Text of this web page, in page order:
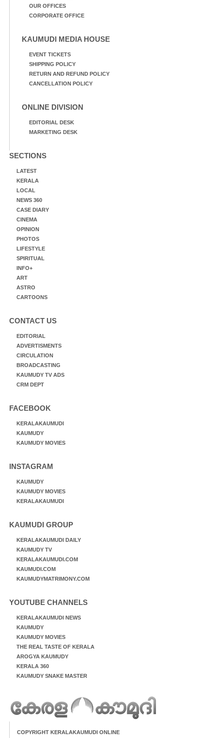
OUR OFFICES
CORPORATE OFFICE
KAUMUDI MEDIA HOUSE
EVENT TICKETS
SHIPPING POLICY
RETURN AND REFUND POLICY
CANCELLATION POLICY
ONLINE DIVISION
EDITORIAL DESK
MARKETING DESK
SECTIONS
LATEST
KERALA
LOCAL
NEWS 360
CASE DIARY
CINEMA
OPINION
PHOTOS
LIFESTYLE
SPIRITUAL
INFO+
ART
ASTRO
CARTOONS
CONTACT US
EDITORIAL
ADVERTISMENTS
CIRCULATION
BROADCASTING
KAUMUDY TV ADS
CRM DEPT
FACEBOOK
KERALAKAUMUDI
KAUMUDY
KAUMUDY MOVIES
INSTAGRAM
KAUMUDY
KAUMUDY MOVIES
KERALAKAUMUDI
KAUMUDI GROUP
KERALAKAUMUDI DAILY
KAUMUDY TV
KERALAKAUMUDI.COM
KAUMUDI.COM
KAUMUDYMATRIMONY.COM
YOUTUBE CHANNELS
KERALAKAUMUDI NEWS
KAUMUDY
KAUMUDY MOVIES
THE REAL TASTE OF KERALA
AROGYA KAUMUDY
KERALA 360
KAUMUDY SNAKE MASTER
COPYRIGHT KERALAKAUMUDI ONLINE